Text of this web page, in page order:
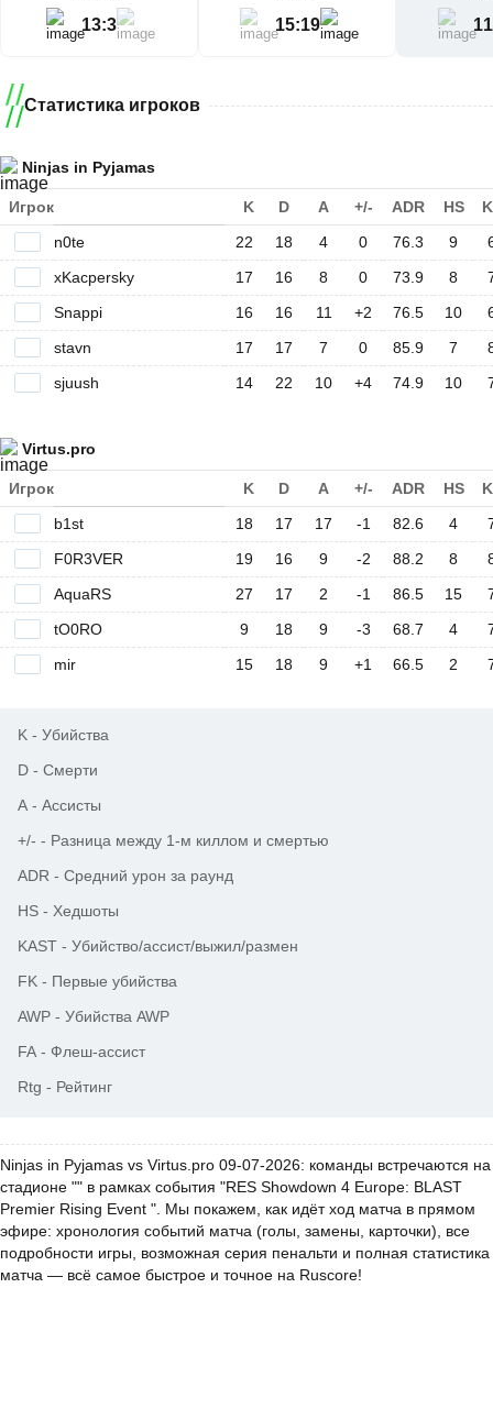
13:3 15:19 11
Статистика игроков
Ninjas in Pyjamas
Игрок K D A +/- ADR HS
n0te
22 18 4 0 76.3 9
xKacpersky
17 16 8 0 73.9 8
Snappi
16 16 11 +2 76.5 10
stavn
17 17 7 0 85.9 7
sjuush
14 22 10 +4 74.9 10
Virtus.pro
Игрок K D A +/- ADR HS
b1st
18 17 17 -1 82.6 4
F0R3VER
19 16 9 -2 88.2 8
AquaRS
27 17 2 -1 86.5 15
tO0RO
9 18 9 -3 68.7 4
mir
15 18 9 +1 66.5 2
K - Убийства
D - Смерти
A - Ассисты
+/- - Разница между 1-м киллом и смертью
ADR - Средний урон за раунд
HS - Хедшоты
KAST - Убийство/ассист/выжил/размен
FK - Первые убийства
AWP - Убийства AWP
FA - Флеш-ассист
Rtg - Рейтинг
Ninjas in Pyjamas vs Virtus.pro 09-07-2026: команды встречаются на
стадионе "" в рамках события "RES Showdown 4 Europe: BLAST
Premier Rising Event ". Мы покажем, как идёт ход матча в прямом
эфире: хронология событий матча (голы, замены, карточки), все
подробности игры, возможная серия пенальти и полная статистика
матча — всё самое быстрое и точное на Ruscore!